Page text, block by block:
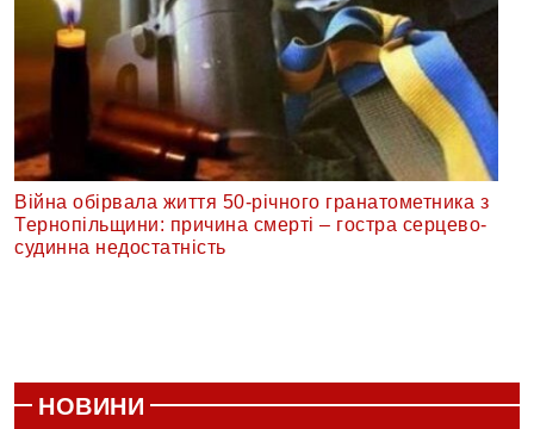
Війна обірвала життя 50-річного гранатометника з
Тернопільщини: причина смерті – гостра серцево-
судинна недостатність
НОВИНИ